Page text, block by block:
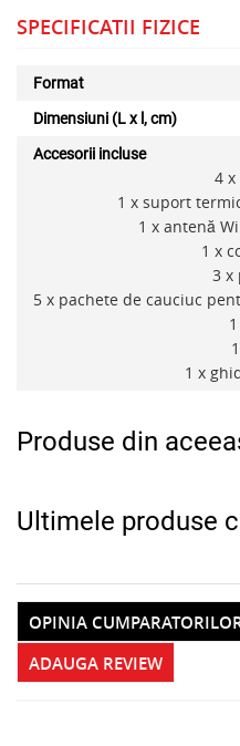
SPECIFICATII FIZICE
Format
Dimensiuni (L x l, cm)
Accesorii incluse
4 x
1 x suport
1 x antenă
1 x
3 x
5 x pachete de cauciuc
1 x
Produse din
Ultimele produse
ADAUGA REVIEW
OPINIA